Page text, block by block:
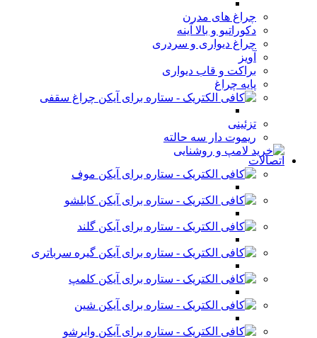
چراغ های مدرن
دکوراتیو و بالا آینه
چراغ دیواری و سردری
آویز
براکت و قاب دیواری
پایه چراغ
چراغ سقفی
تزئینی
ریموت دار سه حالته
اتصالات
موف
کابلشو
گلند
گیره سرباتری
کلمپ
شین
وایرشو